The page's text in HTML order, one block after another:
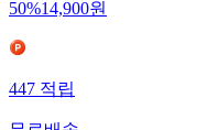
50%14,900원
447적립